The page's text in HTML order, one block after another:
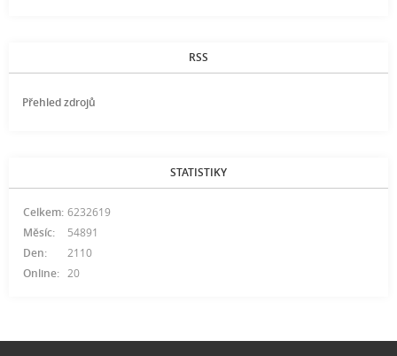
RSS
Přehled zdrojů
STATISTIKY
Online: 20
Celkem: 6232619
Měsíc:
54891
Den:
2110